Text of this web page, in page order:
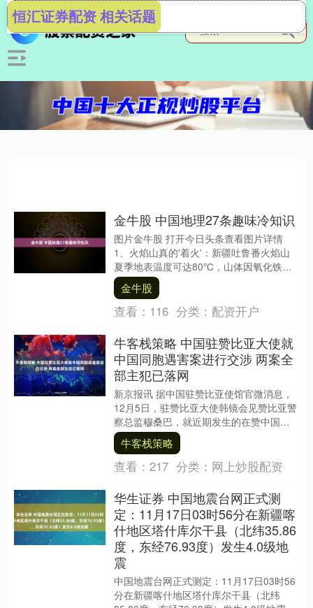
恒汇证券配资 相关话题
金牛股 中国地理27条趣味冷知识
图片金牛股 打开今日头条查看图片详情
1、火焰山真的'着火'：新疆吐鲁番火焰山
夏季地表温度可达80°C，山体因氧化铁呈
红色，是世界最热的地表之一 。 2、云南
石....
金牛股
查看： 116 分类： 配资开户
牛客栈策略 中国驻赞比亚大使就
中国同胞遇害案进行交涉 两案全
部主犯已落网
新京报讯 据中国驻赞比亚使馆官微消息，
12月5日，驻赞比亚大使韩镜会见赞比亚警
察总监穆桑巴，就近期发生的在赞中国同
胞遇害案件进行交涉。 韩大使表示，近期
发生的两....
牛客栈策略
查看： 217 分类： 网上炒股配资
华生证券 中国地震台网正式测
定：11月17日03时56分在新疆喀
什地区塔什库尔干县（北纬35.86
度，东经76.93度）发生4.0级地
震
中国地震台网正式测定：11月17日03时56
分在新疆喀什地区塔什库尔干县（北纬